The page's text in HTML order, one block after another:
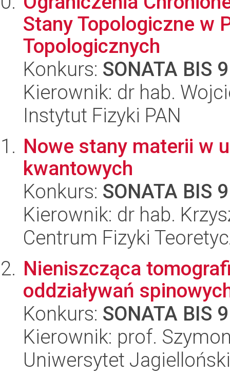
Stany Topologiczne w
Topologicznych
Konkurs: SONATA BIS 9
Kierownik: dr hab.
Instytut Fizyki PAN
Nowe stany materii w
kwantowych
Konkurs: SONATA BIS 9
Kierownik: dr hab.
Centrum Fizyki
Nieniszcząca
oddziaływań
Konkurs: SONATA BIS 9
Kierownik: prof.
Uniwersytet Jagielloński